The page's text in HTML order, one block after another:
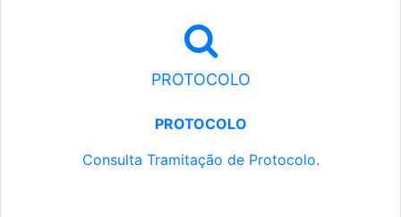
PROTOCOLO
PROTOCOLO
Consulta Tramitação de Protocolo.